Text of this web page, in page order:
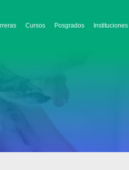
Cursos Posgrados